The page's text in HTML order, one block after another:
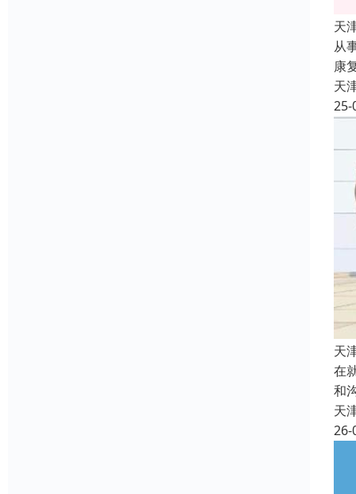
天
从
康
天
25-
天
在
和
天
26-